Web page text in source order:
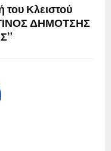
του Κλειστού
ΔΗΜΟΤΣΗΣ